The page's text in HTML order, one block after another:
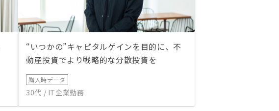
“いつかの”キャピタルゲインを目的に、不
動産投資でより戦略的な分散投資を
購入時データ
30代 / IT企業勤務